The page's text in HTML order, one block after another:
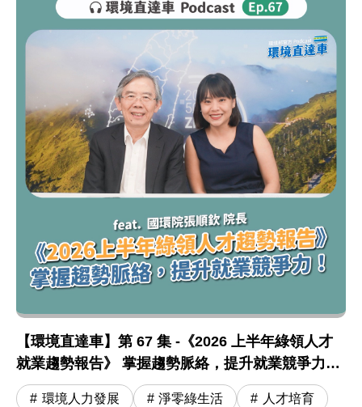
【環境直達車】第 67 集 -《2026 上半年綠領人才
就業趨勢報告》 掌握趨勢脈絡，提升就業競爭力！
feat. 張順欽院長
環境人力發展 淨零綠生活 人才培育